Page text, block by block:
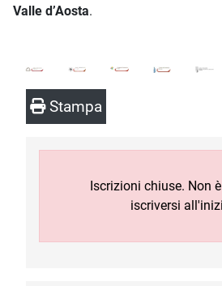
Valle d’Aosta.
Stampa
Iscrizioni chiuse. Non
iscriversi